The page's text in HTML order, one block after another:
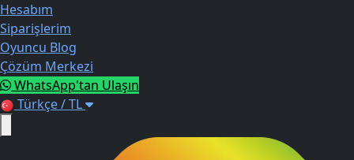
Hesabım
Siparişlerim
Oyuncu Blog
Çözüm Merkezi
WhatsApp'tan Ulaşın
Türkçe / TL